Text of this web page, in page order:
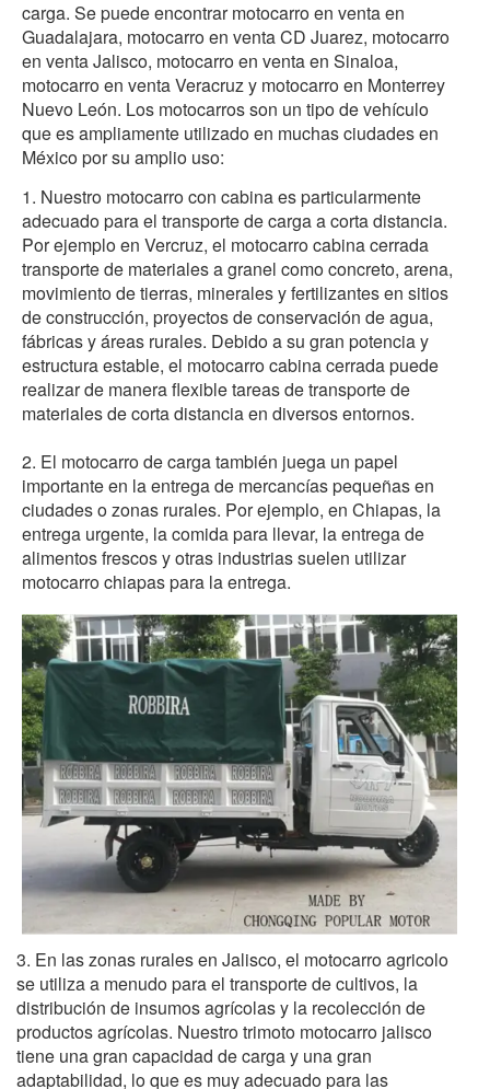
carga. Se puede encontrar motocarro en venta en
Guadalajara, motocarro en venta CD Juarez, motocarro
en venta Jalisco, motocarro en venta en Sinaloa,
motocarro en venta Veracruz y motocarro en Monterrey
Nuevo León. Los motocarros son un tipo de vehículo
que es ampliamente utilizado en muchas ciudades en
México por su amplio uso:
1. Nuestro motocarro con cabina es particularmente
adecuado para el transporte de carga a corta distancia.
Por ejemplo en Vercruz, el motocarro cabina cerrada
transporte de materiales a granel como concreto, arena,
movimiento de tierras, minerales y fertilizantes en sitios
de construcción, proyectos de conservación de agua,
fábricas y áreas rurales. Debido a su gran potencia y
estructura estable, el motocarro cabina cerrada puede
realizar de manera flexible tareas de transporte de
materiales de corta distancia en diversos entornos.
2. El motocarro de carga también juega un papel
importante en la entrega de mercancías pequeñas en
ciudades o zonas rurales. Por ejemplo, en Chiapas, la
entrega urgente, la comida para llevar, la entrega de
alimentos frescos y otras industrias suelen utilizar
motocarro chiapas para la entrega.
3. En las zonas rurales en Jalisco, el motocarro agricolo
se utiliza a menudo para el transporte de cultivos, la
distribución de insumos agrícolas y la recolección de
productos agrícolas. Nuestro trimoto motocarro jalisco
tiene una gran capacidad de carga y una gran
adaptabilidad, lo que es muy adecuado para las